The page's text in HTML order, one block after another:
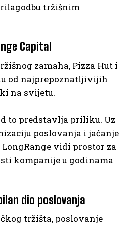
tržišnim
Capital
zamaha, Pizza Hut i
od najprepoznatljivijih
na svijetu.
to predstavlja priliku. Uz
poslovanja i jačanje
vidi prostor za
kompanije u godinama
dio poslovanja
tržišta, poslovanje